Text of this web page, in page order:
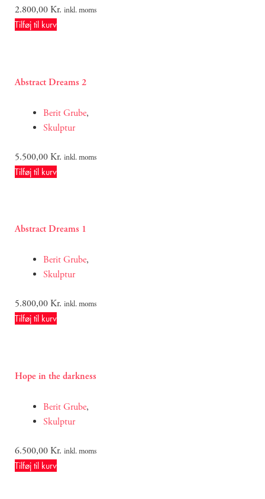
2.800,00Kr. inkl. moms
Tilføj til kurv
Abstract Dreams 2
Berit Grube,
Skulptur
5.500,00Kr. inkl. moms
Tilføj til kurv
Abstract Dreams 1
Berit Grube,
Skulptur
5.800,00Kr. inkl. moms
Tilføj til kurv
Hope in the darkness
Berit Grube,
Skulptur
6.500,00Kr. inkl. moms
Tilføj til kurv